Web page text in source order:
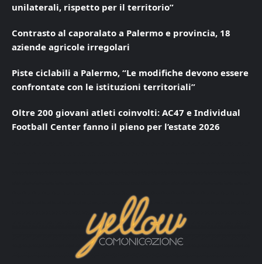
unilaterali, rispetto per il territorio”
Contrasto al caporalato a Palermo e provincia, 18
aziende agricole irregolari
Piste ciclabili a Palermo, “Le modifiche devono essere
confrontate con le istituzioni territoriali”
Oltre 200 giovani atleti coinvolti: AC47 e Individual
Football Center fanno il pieno per l’estate 2026